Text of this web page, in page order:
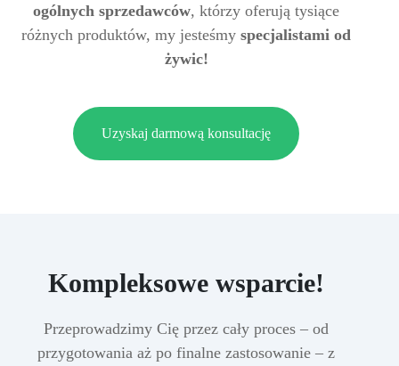
ogólnych sprzedawców, którzy oferują tysiące
różnych produktów, my jesteśmy specjalistami od
żywic!
Uzyskaj darmową konsultację
Kompleksowe wsparcie!
Przeprowadzimy Cię przez cały proces – od
przygotowania aż po finalne zastosowanie – z